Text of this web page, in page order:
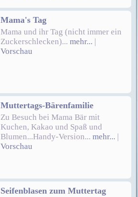
Mama's Tag
Mama und ihr Tag (nicht immer ein
Zuckerschlecken)... mehr... |
Vorschau
Muttertags-Bärenfamilie
Zu Besuch bei Mama Bär mit
Kuchen, Kakao und Spaß und
Blumen...Handy-Version... mehr... |
Vorschau
Seifenblasen zum Muttertag